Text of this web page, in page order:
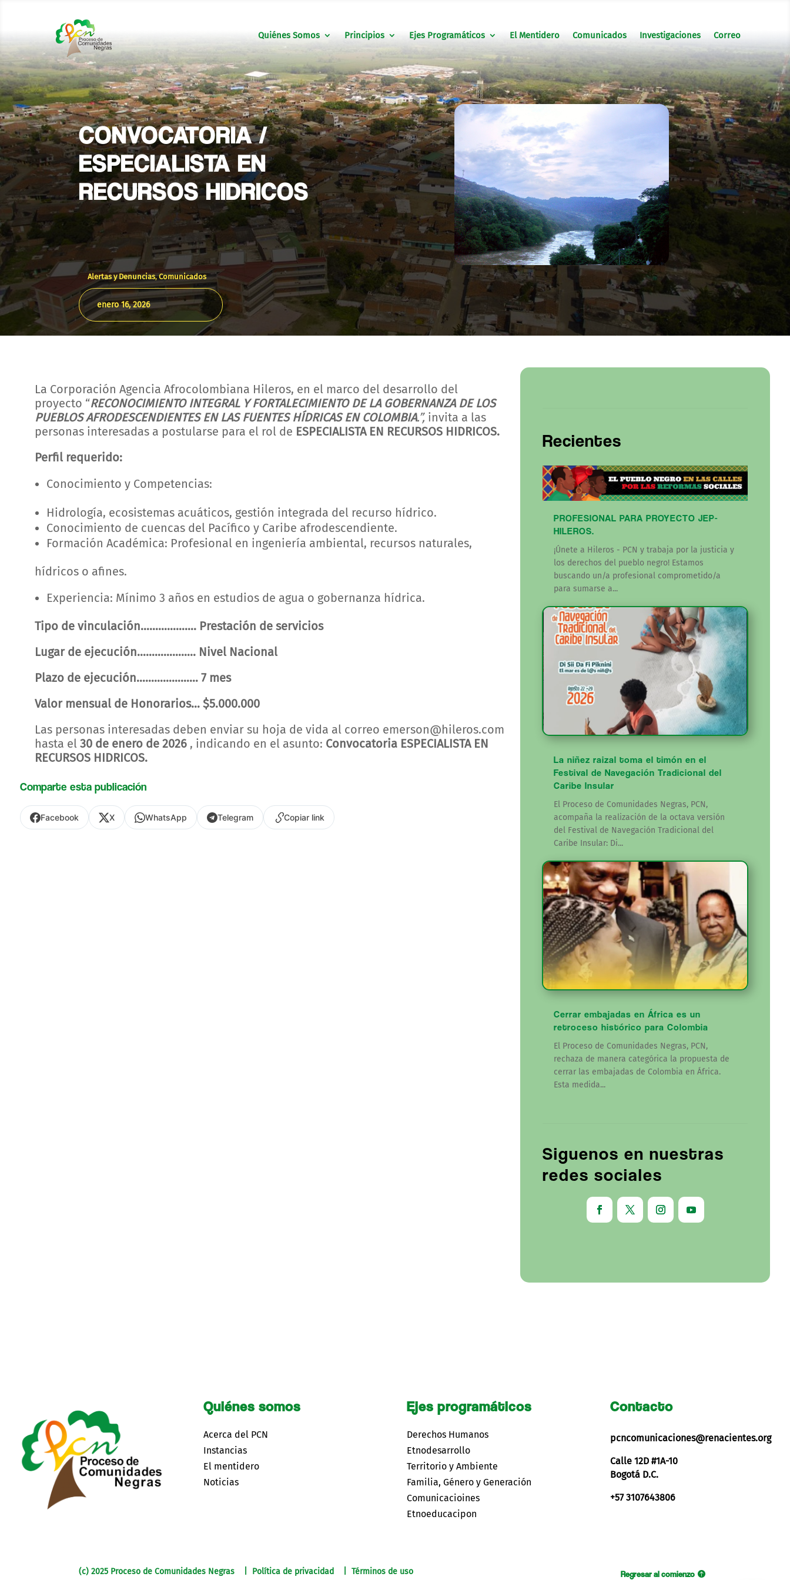
Quiénes Somos Principios Ejes Programáticos El Mentidero Comunicados Investigaciones Correo
CONVOCATORIA /
ESPECIALISTA EN
RECURSOS HIDRICOS
Alertas y Denuncias,Comunicados
enero 16, 2026
La Corporación Agencia Afrocolombiana Hileros, en el marco del desarrollo del
proyecto “RECONOCIMIENTO INTEGRAL Y FORTALECIMIENTO DE LA GOBERNANZA DE LOS
PUEBLOS AFRODESCENDIENTES EN LAS FUENTES HÍDRICAS EN COLOMBIA.”, invita a las
personas interesadas a postularse para el rol de ESPECIALISTA EN RECURSOS HIDRICOS.
Perfil requerido:
Conocimiento y Competencias:
Hidrología, ecosistemas acuáticos, gestión integrada del recurso hídrico.
Conocimiento de cuencas del Pacífico y Caribe afrodescendiente.
Formación Académica: Profesional en ingeniería ambiental, recursos naturales,
hídricos o afines.
Experiencia: Mínimo 3 años en estudios de agua o gobernanza hídrica.
Tipo de vinculación………………. Prestación de servicios
Lugar de ejecución……………….. Nivel Nacional
Plazo de ejecución………………… 7 mes
Valor mensual de Honorarios… $5.000.000
Las personas interesadas deben enviar su hoja de vida al correo emerson@hileros.com
hasta el30 de enero de 2026 , indicando en el asunto: Convocatoria ESPECIALISTA EN
RECURSOS HIDRICOS.
Comparte esta publicación
Facebook X WhatsApp Telegram Copiar link
Recientes
PROFESIONAL PARA PROYECTO JEP-
HILEROS.
¡Únete a Hileros - PCN y trabaja por la justicia y
los derechos del pueblo negro! Estamos
buscando un/a profesional comprometido/a
para sumarse a...
La niñez raizal toma el timón en el
Festival de Navegación Tradicional del
Caribe Insular
El Proceso de Comunidades Negras, PCN,
acompaña la realización de la octava versión
del Festival de Navegación Tradicional del
Caribe Insular: Di...
Cerrar embajadas en África es un
retroceso histórico para Colombia
El Proceso de Comunidades Negras, PCN,
rechaza de manera categórica la propuesta de
cerrar las embajadas de Colombia en África.
Esta medida...
Siguenos en nuestras
redes sociales
Quiénes somos
Acerca del PCN
Instancias
El mentidero
Noticias
Ejes programáticos
Derechos Humanos
Etnodesarrollo
Territorio y Ambiente
Familia, Género y Generación
Comunicacioines
Etnoeducacipon
Contacto
pcncomunicaciones@renacientes.org
Calle 12D #1A-10
Bogotá D.C.
+57 3107643806
(c) 2025 Proceso de Comunidades Negras | Política de privacidad | Términos de uso Regresar al comienzo